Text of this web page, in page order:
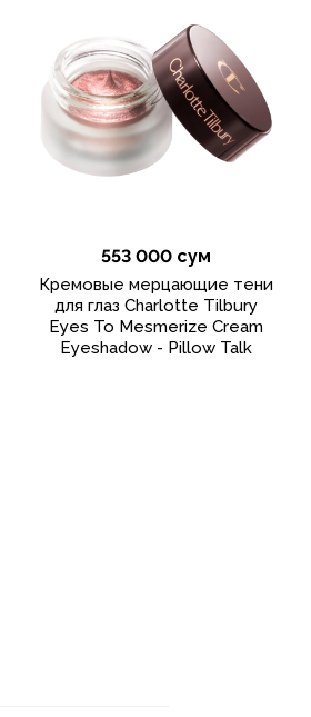
553 000 сум
Кремовые мерцающие тени
для глаз Charlotte Tilbury
Eyes To Mesmerize Cream
Eyeshadow - Pillow Talk